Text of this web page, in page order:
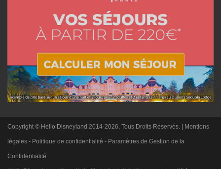
Copyright © Hello Disneyland 2014-2026, Tous Droits Réservés. | Mentions
légales - Politique de confidentialité - Paramètres de Gestion de la
Confidentialité